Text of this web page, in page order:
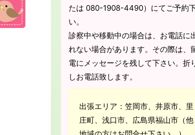
たは 080-1908-4490）にてご予約
い。
診察中や移動中の場合は、お電話に
れない場合があります。その際は、
電にメッセージを残して下さい。折
しお電話致します。
出張エリア：笠岡市、井原市、里
庄町、浅口市、広島県福山市（他